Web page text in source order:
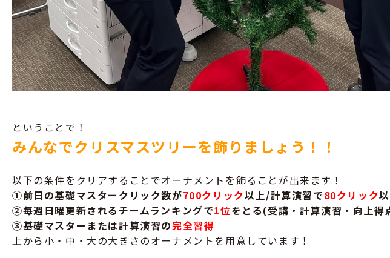
ということで！
みんなでクリスマスツリーを飾りましょう！！
以下の条件をクリアすることでオーナメントを飾ることが出来ます！
①前日の基礎マスタークリック数が700クリック以上/計算演習で80クリック
②毎週日曜更新されるチームランキングで1位をとる(受講・計算演習・向上得
③基礎マスターまたは計算演習の完全習得
上から小・中・大の大きさのオーナメントを用意しています！